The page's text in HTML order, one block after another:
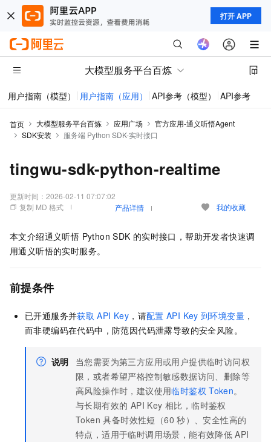
打开 APP
大模型服务平台百炼
用户指南（模型） 用户指南（应用） API参考（模型） API参考（应
首页 大模型服务平台百炼 应用广场
官方应用-通义听悟Agent
SDK安装
服务端 Python SDK-实时接口
tingwu-sdk-python-realtime
更新时间： 2026-02-11 07:07:02
复制 MD 格式
产品详情 我的收藏
本文介绍通义听悟 Python SDK 的实时接口，帮助开发者快速调
用通义听悟的实时服务。
前提条件
已开通服务并获取 API Key ，请配置 API Key 到环境变量 ，
而非硬编码在代码中，防范因代码泄露导致的安全风险。
说明
当您需要为第三方应用或用户提供临时访问权
限，或者希望严格控制敏感数据访问、删除等
高风险操作时，建议使用临时鉴权 Token。
与长期有效的 API Key 相比，临时鉴权
Token 具备时效性短（60 秒）、安全性高的
特点，适用于临时调用场景，能有效降低 API